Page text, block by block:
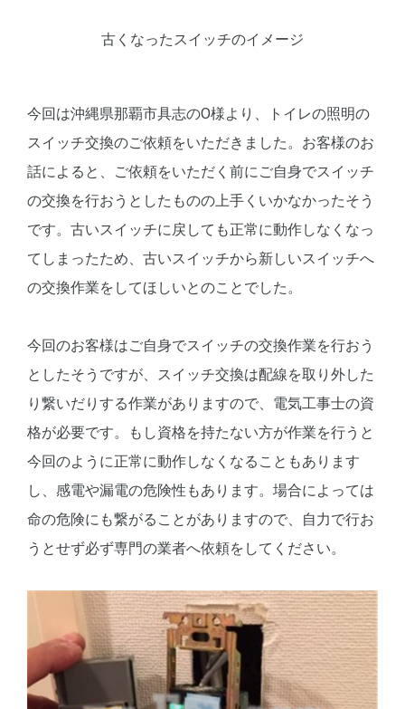
古くなったスイッチのイメージ
今回は沖縄県那覇市具志のO様より、トイレの照明の
スイッチ交換のご依頼をいただきました。お客様のお
話によると、ご依頼をいただく前にご自身でスイッチ
の交換を行おうとしたものの上手くいかなかったそう
です。古いスイッチに戻しても正常に動作しなくなっ
てしまったため、古いスイッチから新しいスイッチへ
の交換作業をしてほしいとのことでした。
今回のお客様はご自身でスイッチの交換作業を行おう
としたそうですが、スイッチ交換は配線を取り外した
り繋いだりする作業がありますので、電気工事士の資
格が必要です。もし資格を持たない方が作業を行うと
今回のように正常に動作しなくなることもあります
し、感電や漏電の危険性もあります。場合によっては
命の危険にも繋がることがありますので、自力で行お
うとせず必ず専門の業者へ依頼をしてください。